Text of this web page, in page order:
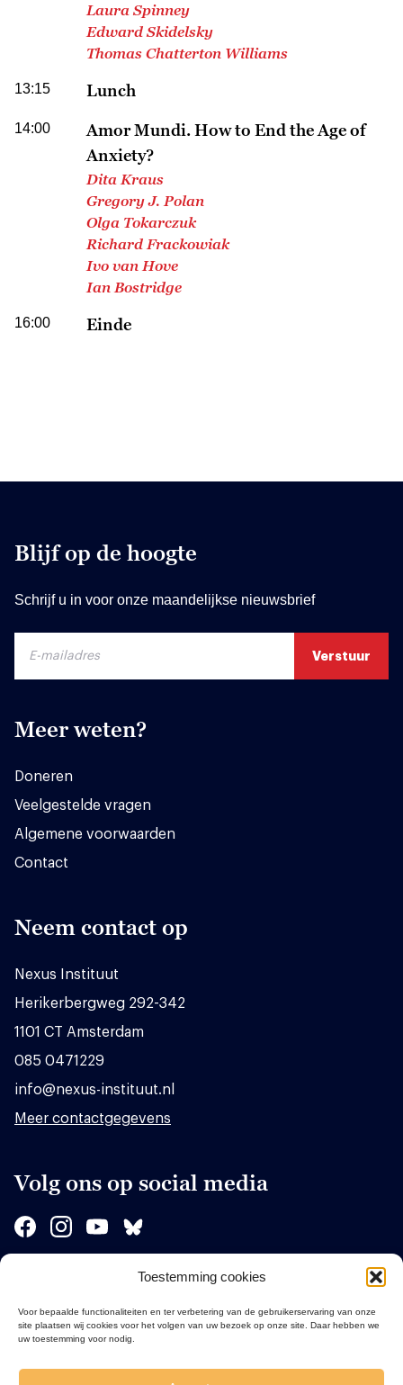
Toestemming cookies
Voor bepaalde functionaliteiten en ter verbetering van de gebruikerservaring van onze
site plaatsen wij cookies voor het volgen van uw bezoek op onze site. Daar hebben we
uw toestemming voor nodig.
Laura Spinney
Edward Skidelsky
Thomas Chatterton Williams
13:15 Lunch
14:00
Amor Mundi. How to End the Age of
Anxiety?
Dita Kraus
Gregory J. Polan
Olga Tokarczuk
Richard Frackowiak
Ivo van Hove
Ian Bostridge
16:00 Einde
Blijf op de hoogte
Schrijf u in voor onze maandelijkse nieuwsbrief
Meer weten?
Doneren
Veelgestelde vragen
Algemene voorwaarden
Contact
Neem contact op
Nexus Instituut
Herikerbergweg 292-342
1101 CT Amsterdam
085 0471229
info@nexus-instituut.nl
Meer contactgegevens
Volg ons op social media